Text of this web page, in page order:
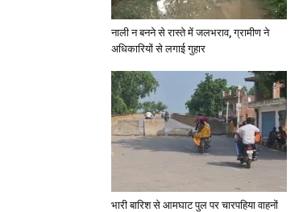
नाली न बनने से रास्ते में जलभराव, ग्रामीण ने
अधिकारियों से लगाई गुहार
भारी बारिश से आमघाट पुल पर चारपहिया वाहनों